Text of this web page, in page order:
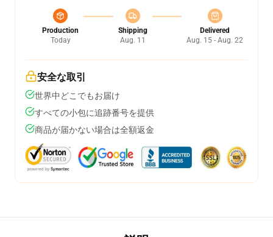
Production
Today
Shipping
Aug. 11
Delivered
Aug. 15 - Aug. 22
安全な取引
世界中どこでもお届け
すべての小包に追跡番号を提供
商品が届かない場合は全額返金